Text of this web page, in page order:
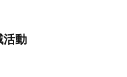
活動